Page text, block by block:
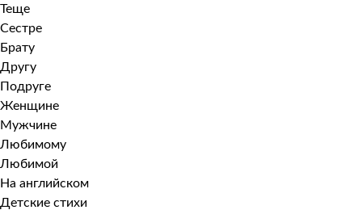
Теще
Сестре
Брату
Другу
Подруге
Женщине
Мужчине
Любимому
Любимой
На английском
Детские стихи